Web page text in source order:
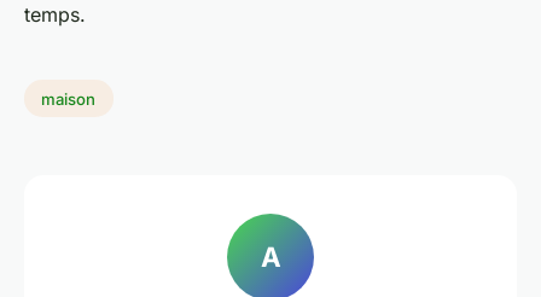
temps.
maison
A